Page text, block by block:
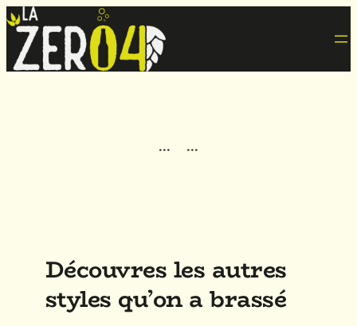
··· ···
Découvres les autres
styles qu’on a brassé